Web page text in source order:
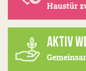
Haustür
AKTIV